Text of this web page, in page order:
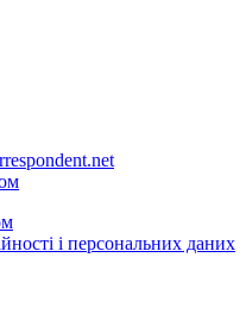
і персональних даних